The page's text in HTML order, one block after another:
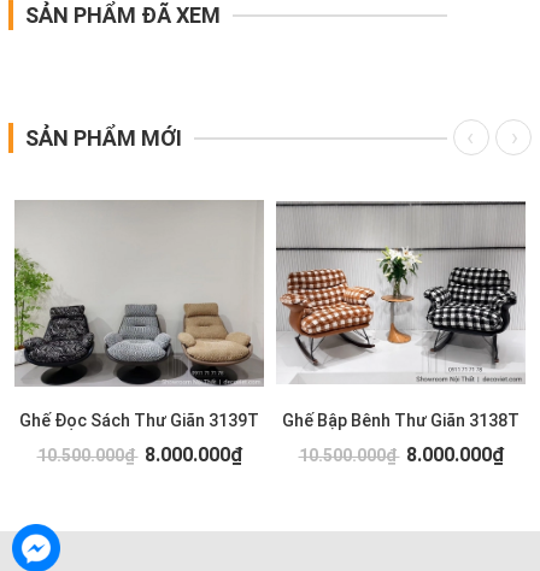
SẢN PHẨM ĐÃ XEM
SẢN PHẨM MỚI
Ghế Đọc Sách Thư Giãn 3139T
10.500.000₫ 8.000.000₫
Ghế Bập Bênh Thư Giãn 3138T
10.500.000₫ 8.000.000₫